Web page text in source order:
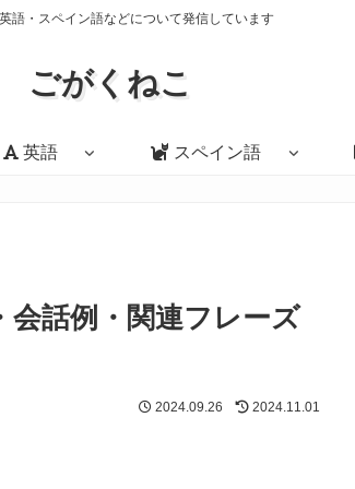
語・スペイン語などについて発信しています
ごがくねこ
英語 スペイン語
会話例・関連フレーズ
2024.09.26 2024.11.01